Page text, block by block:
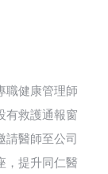
職健康管理師
有救護通報窗
請醫師至公司
，提升同仁醫